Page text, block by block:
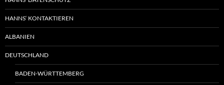
HANNS‘ KONTAKTIEREN
ALBANIEN
DEUTSCHLAND
BADEN-WÜRTTEMBERG